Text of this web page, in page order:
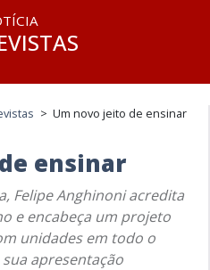
> Um novo jeito de ensinar
ensinar
Felipe Anghinoni acredita
e encabeça um projeto
unidades em todo o
apresentação